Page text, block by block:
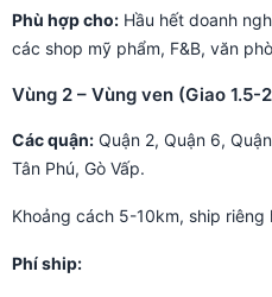
Phù hợp cho: Hầu hết doanh
các shop mỹ phẩm, F&B, văn
Vùng 2 – Vùng ven (Giao 1.5-
Các quận: Quận 2, Quận 6,
Tân Phú, Gò Vấp.
Khoảng cách 5-10km, ship riêng
Phí ship: